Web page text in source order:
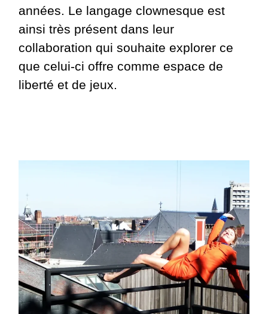
années. Le langage clownesque est
ainsi très présent dans leur
collaboration qui souhaite explorer ce
que celui-ci offre comme espace de
liberté et de jeux.